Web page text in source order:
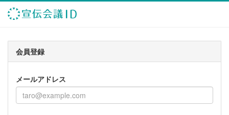
会員登録
メールアドレス